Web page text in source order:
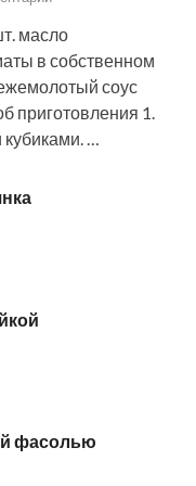
масло
в собственном
соус
приготовления 1.
…
фасолью